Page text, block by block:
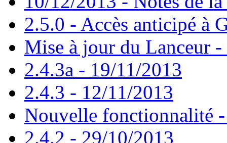
2.5.0 - Accès anticipé à
Mise à jour du Lanceur
2.4.3a - 19/11/2013
2.4.3 - 12/11/2013
Nouvelle fonctionnalité
2.4.2 - 29/10/2013